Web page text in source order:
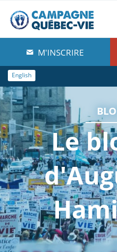
À propos de nous
Blog
Comprendre
Agir
Boutique
M'INSCRIRE
English
Le